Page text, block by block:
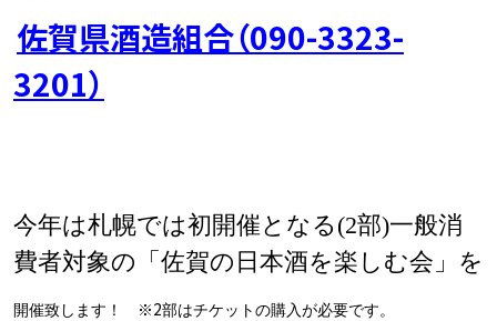
佐賀県酒造組合（090-3323-
3201）
今年は札幌では初開催となる (2部)一般消
費者対象の「佐賀の日本酒を楽しむ会」を
開催致します！ ※ 2部はチケットの購入が必要です。